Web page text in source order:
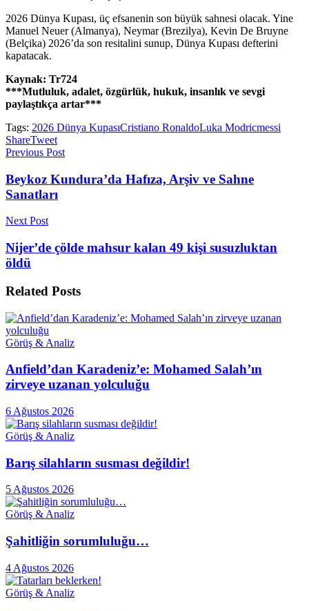
2026 Dünya Kupası, üç efsanenin son büyük sahnesi olacak. Yine
Manuel Neuer (Almanya), Neymar (Brezilya), Kevin De Bruyne
(Belçika) 2026’da son resitalini sunup, Dünya Kupası defterini
kapatacak.
Kaynak: Tr724
***Mutluluk, adalet, özgürlük, hukuk, insanlık ve sevgi
paylaştıkça artar***
Tags: 2026 Dünya KupasıCristiano RonaldoLuka Modricmessi
ShareTweet
Previous Post
Beykoz Kundura’da Hafıza, Arşiv ve Sahne
Sanatları
Next Post
Nijer’de çölde mahsur kalan 49 kişi susuzluktan
öldü
Related Posts
Görüş & Analiz
Anfield’dan Karadeniz’e: Mohamed Salah’ın
zirveye uzanan yolculuğu
6 Ağustos 2026
Görüş & Analiz
Barış silahların susması değildir!
5 Ağustos 2026
Görüş & Analiz
Şahitliğin sorumluluğu…
4 Ağustos 2026
Görüş & Analiz